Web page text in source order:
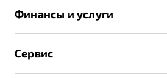
X70
Спецпредложения и Акции
Записаться на тест-драйв
Получить предложение
Финансы и услуги
Трейд-ин
Сервис